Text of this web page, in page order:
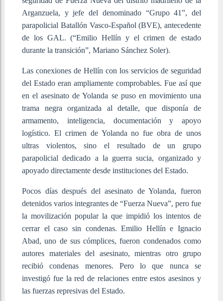
Arganzuela, y jefe del denominado “Grupo 41”, del
parapolicial Batallón Vasco-Español (BVE), antecedente
de los GAL. (“Emilio Hellín y el crimen de estado
durante la transición”, Mariano Sánchez Soler).
Las conexiones de Hellín con los servicios de seguridad
del Estado eran ampliamente comprobables. Fue así que
en el asesinato de Yolanda se puso en movimiento una
trama negra organizada al detalle, que disponía de
armamento, inteligencia, documentación y apoyo
logístico. El crimen de Yolanda no fue obra de unos
ultras violentos, sino el resultado de un grupo
parapolicial dedicado a la guerra sucia, organizado y
apoyado directamente desde instituciones del Estado.
Pocos días después del asesinato de Yolanda, fueron
detenidos varios integrantes de “Fuerza Nueva”, pero fue
la movilización popular la que impidió los intentos de
cerrar el caso sin condenas. Emilio Hellín e Ignacio
Abad, uno de sus cómplices, fueron condenados como
autores materiales del asesinato, mientras otro grupo
recibió condenas menores. Pero lo que nunca se
investigó fue la red de relaciones entre estos asesinos y
las fuerzas represivas del Estado.